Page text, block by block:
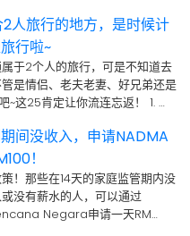
人旅行的地方，是时候计
行啦~
于2个人的旅行，可是不知道去
是情侣、老夫老妻、好兄弟还是
~这25肯定让你流连忘返！ 1. …
间没收入，申请NADMA
！
！那些在14天的家庭监管期内没
没有薪水的人，可以通过
Negara申请一天RM…